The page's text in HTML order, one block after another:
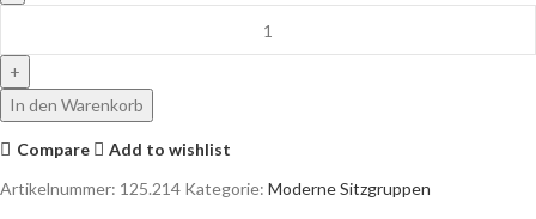
In den Warenkorb
Compare
Add to wishlist
Artikelnummer: 125.214 Kategorie: Moderne Sitzgruppen